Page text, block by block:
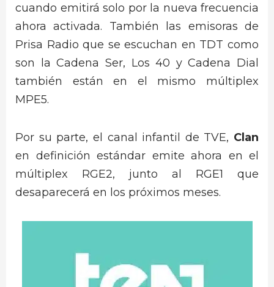
cuando emitirá solo por la nueva frecuencia
ahora activada. También las emisoras de
Prisa Radio que se escuchan en TDT como
son la Cadena Ser, Los 40 y Cadena Dial
también están en el mismo múltiplex
MPE5.
Por su parte, el canal infantil de TVE, Clan
en definición estándar emite ahora en el
múltiplex RGE2, junto al RGE1 que
desaparecerá en los próximos meses.